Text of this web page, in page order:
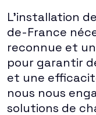
L'installation
de-France
reconnue et
pour garantir
et une
nous nous
solutions de